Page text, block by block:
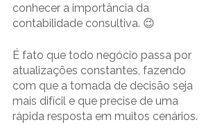
conhecer a importância da
contabilidade consultiva. 😉
É fato que todo negócio passa por
atualizações constantes, fazendo
com que a tomada de decisão seja
mais difícil e que precise de uma
rápida resposta em muitos cenários.